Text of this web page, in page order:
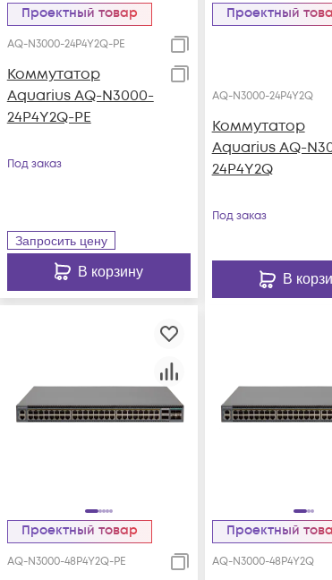
Проектный товар
AQ-N3000-24P4Y2Q-PE
Коммутатор
Aquarius AQ-N3000-
24P4Y2Q-PE
Под заказ
Запросить цену
В корзину
Проектный
AQ-N3000-24P4Y2Q
Коммутатор
Aquarius AQ-
24P4Y2Q
Под заказ
В
Проектный товар
AQ-N3000-48P4Y2Q-PE
Проектный
AQ-N3000-48P4Y2Q